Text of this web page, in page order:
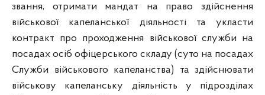
звання, отримати мандат на право здійснення
військової капеланської діяльності та укласти
контракт про проходження військової служби на
посадах осіб офіцерського складу (суто на посадах
Служби військового капеланства) та здійснювати
військову капеланську діяльність у підрозділах